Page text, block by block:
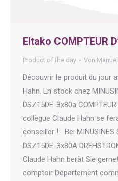
Eltako COMPTEUR
Product of the day Von
Découvrir le produit du jour
Hahn. En stock chez
DSZ15DE-3x80a COMPTEUR
collègue Claude Hahn se
conseiller ! Bei MINUSINES
DSZ15DE-3x80A
Claude Hahn berät Sie
comptoir Département